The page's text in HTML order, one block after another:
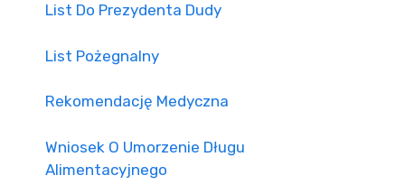
List Do Prezydenta Dudy
List Pożegnalny
Rekomendację Medyczna
Wniosek O Umorzenie Długu
Alimentacyjnego